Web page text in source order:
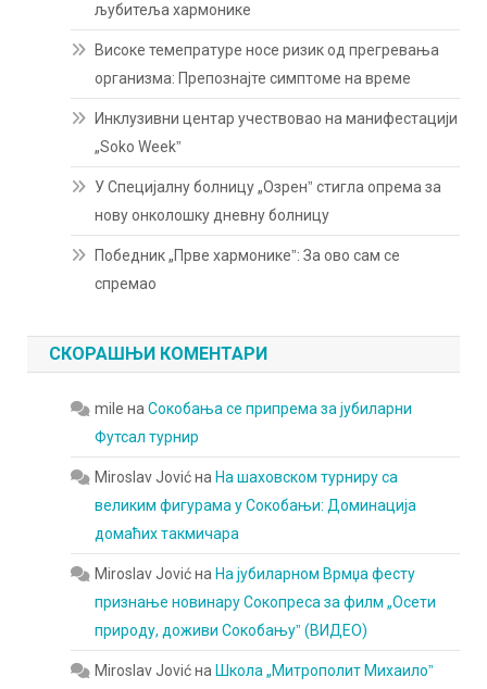
љубитеља хармонике
Високе темепратуре носе ризик од прегревања
организма: Препознајте симптоме на време
Инклузивни центар учествовао на манифестацији
„Soko Weekˮ
У Специјалну болницу „Озренˮ стигла опрема за
нову онколошку дневну болницу
Победник „Прве хармоникеˮ: За ово сам се
спремао
СКОРАШЊИ КОМЕНТАРИ
mile наСокобања се припрема за јубиларни
Футсал турнир
Miroslav Jovićна На шаховском турниру са
великим фигурама у Сокобањи: Доминација
домаћих такмичара
Miroslav Jovićна На јубиларном Врмџа фесту
признање новинару Сокопреса за филм „Осети
природу, доживи Сокобањуˮ (ВИДЕО)
Miroslav Jovićна Школа „Митрополит Михаилоˮ